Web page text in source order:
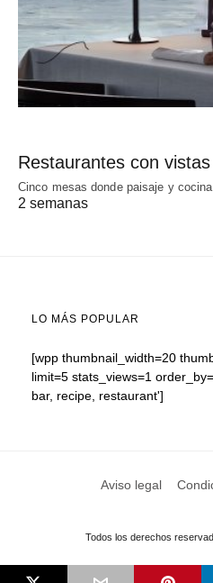
Restaurantes con
Cinco mesas donde paisaje y
2 semanas
LO MÁS POPULAR
[wpp thumbnail_width=20
limit=5 stats_views=1
bar, recipe, restaurant']
Aviso legal
Todos los derechos